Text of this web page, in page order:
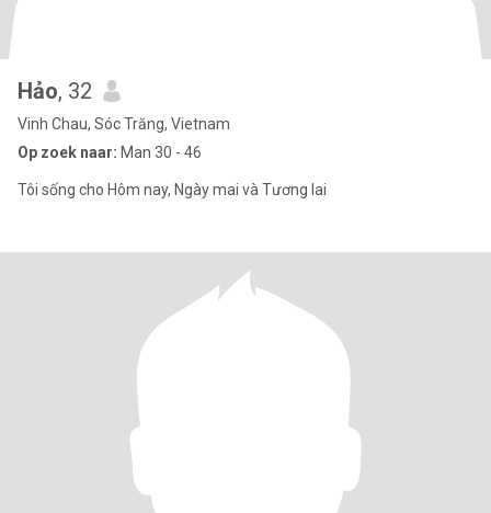
Hảo, 32
Vinh Chau, Sóc Trăng, Vietnam
Op zoek naar: Man 30 - 46
Tôi sống cho Hôm nay, Ngày mai và Tương lai